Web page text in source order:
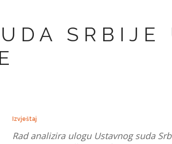
SRBIJE
Izvještaj
Rad analizira ulogu Ustavnog suda